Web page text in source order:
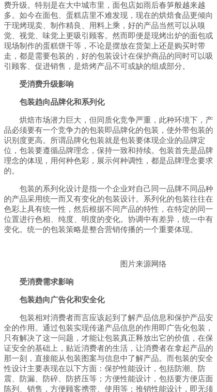
费升级。特别是在大中城市里，面包店如雨后春笋般越来越
多。如今在面包、蛋糕店里不难发现，现在的烘焙食品更倾向
于现烤现卖、制作精良、用料上乘，好的产品当然可以从嗅
觉、视觉、味觉上更吸引顾客。然而即便是现烤出炉的面包或
现场制作的蛋糕饼干等，不论是摆放在货架上还是购买时带
走，都是需要包装的，好的包装设计在保护商品的同时可以吸
引顾客、促进销售，是焙烤产品不可或缺的组成部分。
受消费升级影响
包装趋向品牌化和系列化
烘焙市场潜力巨大，但同质化竞争严重，此种环境下，产
品必须要有一个竞争力的包装即品牌化的包装，使外带包装的
识别度更高。所谓品牌化包装就是包装要体现企业的品牌定
位，包装要遵循品牌理念，保持一致和持续。包装首先是品牌
理念的体现，用何种色彩，展示何种调性，都是品牌理念要求
的。
包装的系列化设计是指一个企业对自己同一品牌不同品种
的产品采用统一而又有变化的包装设计。系列化的包装往往在
色彩上具有统一性，然后根据不同产品的特性，在特定的同一
位置进行色相、纯度、明度的变化。协调中有差异，统一中有
变化。统一的包装策略是整合营销传播的一个重要体现。
图片来源网络
受消费需求影响
包装趋向广告化和安全化
包装相对消费者而言应该起到了解产品信息和保护产品安
全的作用。通过包装实现传递产品信息的作用即广告化包装，
只有解决了这一问题，才能让包装真正释放出它的价值，在保
证安全的基础上，贴近消费者的生活，让消费者在拿起产品的
那一刻，直接能从包装图案与信息中了解产品。而包装的安全
性设计主要表现在以下方面：保护性能设计，包括防潮、防
震、防漏、防碎、防挤压等；方便性能设计，包括要方便店面
陈列、销售，方便顾客携带、使用等；推销性能设计，即无须